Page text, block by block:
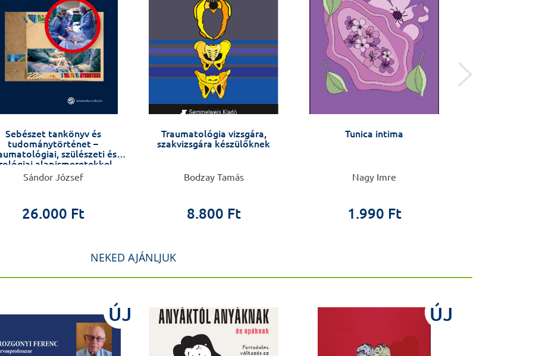
Sebészet tankönyv és
tudománytörténet –
szülészeti és
alapismeretekkel
kiegészítve –
Sándor József
26.000 Ft
Traumatológia vizsgára,
szakvizsgára készülőknek
Bodzay Tamás
8.800 Ft
Tunica intima
Nagy Imre
1.990 Ft
NEKED AJÁNLJUK
ÚJ ÚJ